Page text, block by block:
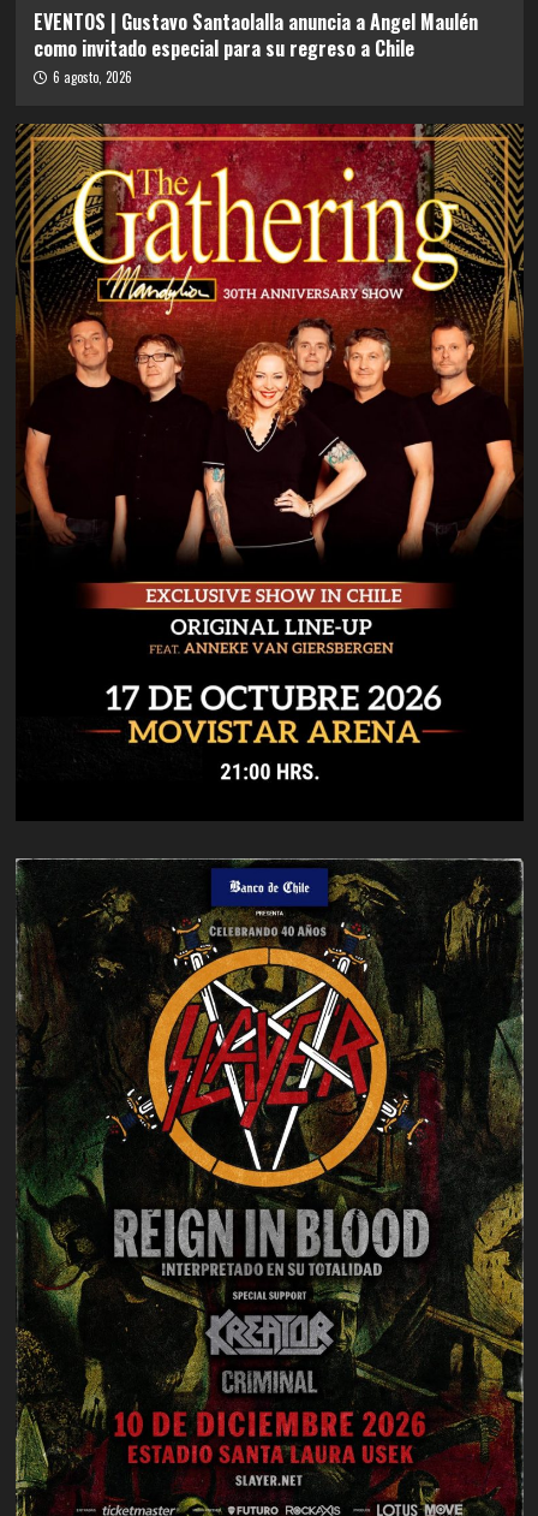
EVENTOS | Gustavo Santaolalla anuncia a Angel Maulén
como invitado especial para su regreso a Chile
6 agosto, 2026